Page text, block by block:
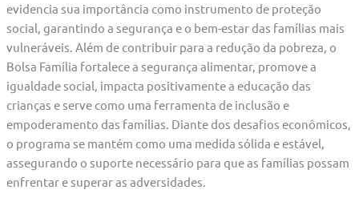
evidencia sua importância como instrumento de proteção
social, garantindo a segurança e o bem-estar das famílias mais
vulneráveis. Além de contribuir para a redução da pobreza, o
Bolsa Família fortalece a segurança alimentar, promove a
igualdade social, impacta positivamente a educação das
crianças e serve como uma ferramenta de inclusão e
empoderamento das famílias. Diante dos desafios econômicos,
o programa se mantém como uma medida sólida e estável,
assegurando o suporte necessário para que as famílias possam
enfrentar e superar as adversidades.